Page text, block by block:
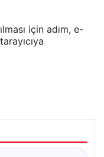
için adım, e-